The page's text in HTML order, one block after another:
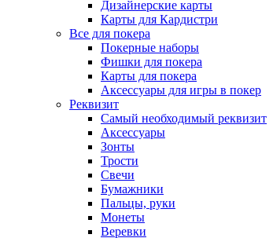
Дизайнерские карты
Карты для Кардистри
Все для покера
Покерные наборы
Фишки для покера
Карты для покера
Аксессуары для игры в покер
Реквизит
Самый необходимый реквизит
Аксессуары
Зонты
Трости
Свечи
Бумажники
Пальцы, руки
Монеты
Веревки